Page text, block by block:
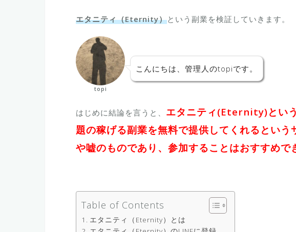
エタニティ（Eternity）という副業を検証していきます。
topi
こんにちは、管理人のtopiです。
はじめに結論を言うと、 エタニティ(Eternity)とい
題の稼げる副業を無料で提供してくれるとい
や嘘のものであり、参加することはおすすめで
Table of Contents
エタニティ（Eternity）とは